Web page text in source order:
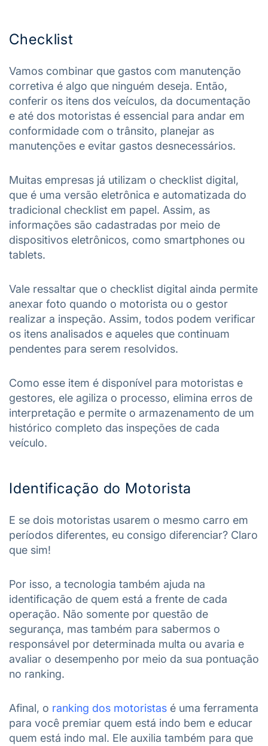
Checklist
Vamos combinar que gastos com manutenção
corretiva é algo que ninguém deseja. Então,
conferir os itens dos veículos, da documentação
e até dos motoristas é essencial para andar em
conformidade com o trânsito, planejar as
manutenções e evitar gastos desnecessários.
Muitas empresas já utilizam o checklist digital,
que é uma versão eletrônica e automatizada do
tradicional checklist em papel. Assim, as
informações são cadastradas por meio de
dispositivos eletrônicos, como smartphones ou
tablets.
Vale ressaltar que o checklist digital ainda permite
anexar foto quando o motorista ou o gestor
realizar a inspeção. Assim, todos podem verificar
os itens analisados e aqueles que continuam
pendentes para serem resolvidos.
Como esse item é disponível para motoristas e
gestores, ele agiliza o processo, elimina erros de
interpretação e permite o armazenamento de um
histórico completo das inspeções de cada
veículo.
Identificação do Motorista
E se dois motoristas usarem o mesmo carro em
períodos diferentes, eu consigo diferenciar? Claro
que sim!
Por isso, a tecnologia também ajuda na
identificação de quem está a frente de cada
operação. Não somente por questão de
segurança, mas também para sabermos o
responsável por determinada multa ou avaria e
avaliar o desempenho por meio da sua pontuação
no ranking.
Afinal, o ranking dos motoristas é uma ferramenta
para você premiar quem está indo bem e educar
quem está indo mal. Ele auxilia também para que